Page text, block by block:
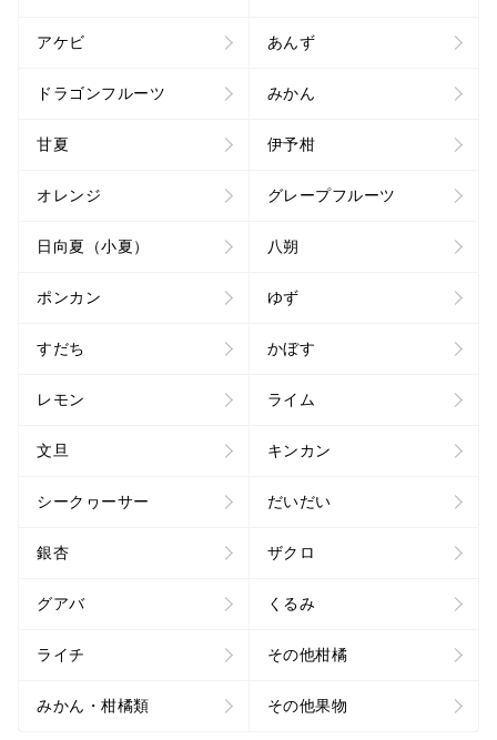
アケビ あんず
ドラゴンフルーツ みかん
甘夏 伊予柑
オレンジ グレープフルーツ
日向夏（小夏） 八朔
ポンカン ゆず
すだち かぼす
レモン ライム
文旦 キンカン
シークヮーサー だいだい
銀杏 ザクロ
グアバ くるみ
ライチ その他柑橘
みかん・柑橘類 その他果物